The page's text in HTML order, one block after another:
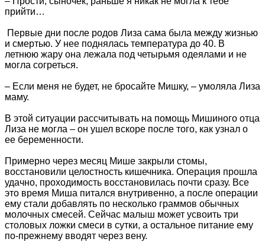
прийти…
Первые дни после родов Лиза сама была между жизнью
и смертью. У нее поднялась температура до 40. В
летнюю жару она лежала под четырьмя одеялами и не
могла согреться.
– Если меня не будет, не бросайте Мишку, – умоляла Лиза
маму.
В этой ситуации рассчитывать на помощь Мишиного отца
Лиза не могла – он ушел вскоре после того, как узнал о
ее беременности.
Примерно через месяц Мише закрыли стомы,
восстановили целостность кишечника. Операция прошла
удачно, проходимость восстановилась почти сразу. Все
это время Миша питался внутривенно, а после операции
ему стали добавлять по несколько граммов обычных
молочных смесей. Сейчас малыш может усвоить три
столовых ложки смеси в сутки, а остальное питание ему
по-прежнему вводят через вену.